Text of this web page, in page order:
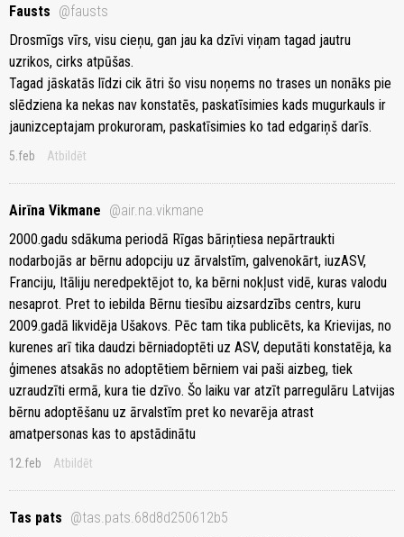
Fausts @fausts
Drosmīgs vīrs, visu cieņu, gan jau ka dzīvi viņam tagad jautru
uzrikos, cirks atpūšas.
Tagad jāskatās līdzi cik ātri šo visu noņems no trases un nonāks pie
slēdziena ka nekas nav konstatēs, paskatīsimies kads mugurkauls ir
jaunizceptajam prokuroram, paskatīsimies ko tad edgariņš darīs.
5.feb Atbildēt
Airīna Vikmane @air.na.vikmane
2000.gadu sdākuma periodā Rīgas bāriņtiesa nepārtraukti
nodarbojās ar bērnu adopciju uz ārvalstīm, galvenokārt, iuzASV,
Franciju, Itāliju neredpektējot to, ka bērni nokļust vidē, kuras valodu
nesaprot. Pret to iebilda Bērnu tiesību aizsardzībs centrs, kuru
2009.gadā likvidēja Ušakovs. Pēc tam tika publicēts, ka Krievijas, no
kurenes arī tika daudzi bērniadoptēti uz ASV, deputāti konstatēja, ka
ģimenes atsakās no adoptētiem bērniem vai paši aizbeg, tiek
uzraudzīti ermā, kura tie dzīvo. Šo laiku var atzīt parregulāru Latvijas
bērnu adoptēšanu uz ārvalstīm pret ko nevarēja atrast
amatpersonas kas to apstādinātu
12.feb Atbildēt
Tas pats @tas.pats.68d8d250612b5